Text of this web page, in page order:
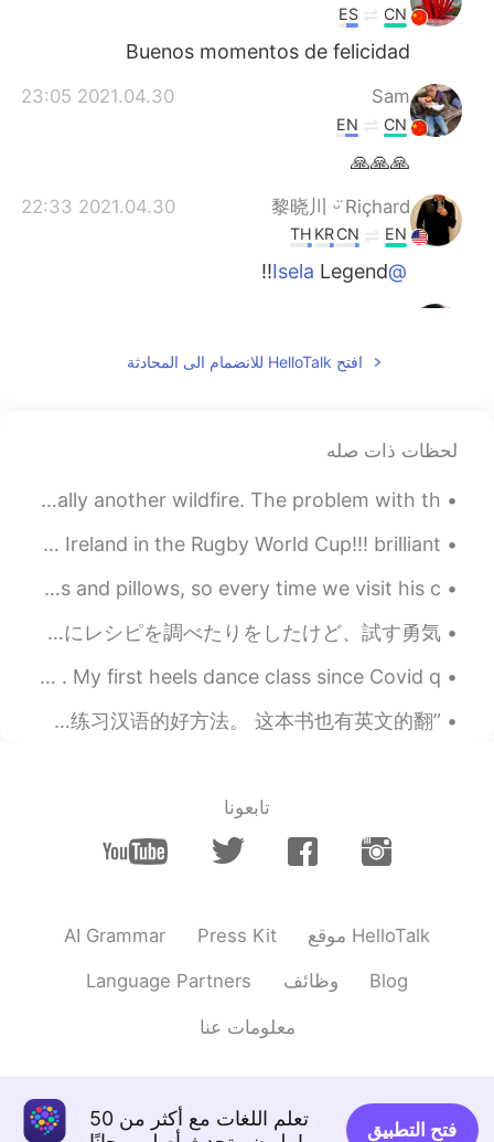
CN
ES
Buenos momentos de felicidad
Sam
2021.04.30 23:05
CN
EN
🙏🙏🙏
黎晓川 ᵕ̈ Riçhard
2021.04.30 22:33
EN
CN
KR
TH
@Isela
Legend!!
Isela
@AV
thank you.
黎晓川 ᵕ̈ Riçhard
2021.04.30 22:01
EN
CN
KR
TH
🙏 He looks like a great guy with a big
warm smile 💕
2021.04.30 21:02
HI
EN
KR
DE
افتح HelloTalk للانضمام الى المحادثة
لحظات ذات صله
In the first picture, those are not clouds. It's actually another wildfire. The problem with th...
Congratulations to Japan for beating Ireland in the Rugby World Cup!!! brilliant!!!! 🎉🎉🎉🎉🎉🌸🌸🌸🌸🌸
息子は猫と枕が大好きだから、いつも従姉妹を訪ねてる時にこのぬいぐるみを探す My son loves cats and pillows, so every time we visit his c...
一年前の思い出。東京で食べたすごく美味しくてふわふわしてるパンケーキ。一時間ぐらい並んでたけど、ずっと楽しく喋ってて全然気にしなかった ☺️ 家で作れるようにレシピを調べたりをしたけど、試す勇気...
Yeah, we started at midnight 🌃, go 'til the sunrise 🌇 . My first heels dance class since Covid q...
”兴于诗，立于礼，成于乐” 我同意了，即使我觉得诗歌已经失去了大部分的意义(significance)。我还是喜欢读伟大思想家和艺术家的智慧。当然这也是练习汉语的好方法。 这本书也有英文的翻...
تابعونا
AI Grammar Press Kit موقع HelloTalk
Language Partners وظائف Blog
معلومات عنا
تعلم اللغات مع أكثر من 50
فتح التطبيق